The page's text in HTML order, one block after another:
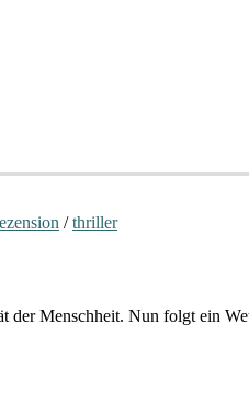
/thriller
Menschheit. Nun folgt ein